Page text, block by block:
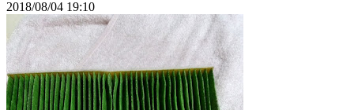
2018/08/04 19:10